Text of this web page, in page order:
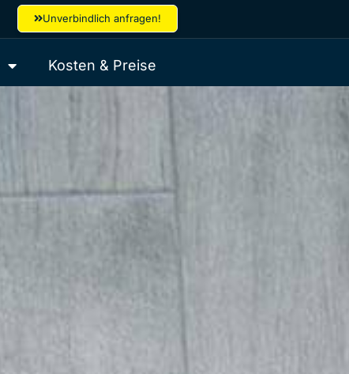
Unverbindlich anfragen!
Kosten & Preise